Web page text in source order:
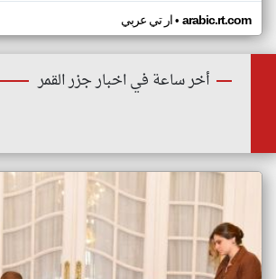
ار تي عربي• arabic.rt.com
أخر ساعة في اخبار جزر القمر